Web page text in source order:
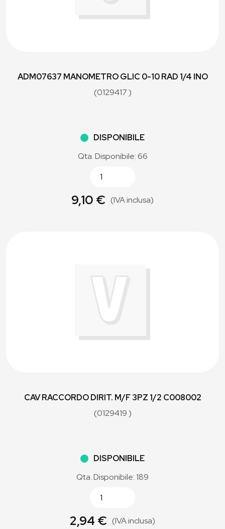
ADM07637 MANOMETRO GLIC 0-10 RAD 1/4 INO
(0129417 )
DISPONIBILE
Qta. Disponibile: 66
9,10 € (IVA inclusa)
CAV RACCORDO DIRIT. M/F 3PZ 1/2 C008002
(0129419 )
DISPONIBILE
Qta. Disponibile: 189
2,94 € (IVA inclusa)